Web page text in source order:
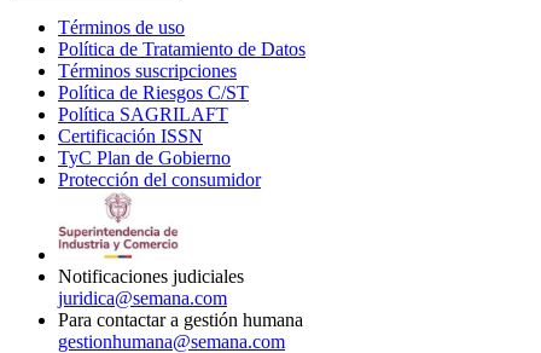
Términos de uso
in
new
window
Política de Tratamiento de Datos
Términos suscripciones
in
Política de Riesgos C/ST
Política SAGRILAFT
new
window
Certificación ISSN
in
new
TyC Plan de Gobierno
in
Protección del consumidorOpens
Notificaciones judiciales
juridica@semana.com
Para contactar a gestión humana
gestionhumana@semana.com